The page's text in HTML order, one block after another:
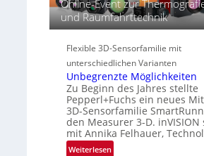
i
e
-
B
-
R
u
n
d
e
g
i
n
c
t
r
N
e
w
s
‘
Online-Event zur
und Raumfahrttechnik
Flexible 3D-Sensorfamilie mit
unterschiedlichen Varianten
Unbegrenzte Möglichkeiten
Zu Beginn des Jahres stellte
Pepperl+Fuchs ein neues
3D-Sensorfamilie
den Measurer 3-D. inVISION
mit Annika Felhauer,
Weiterlesen: